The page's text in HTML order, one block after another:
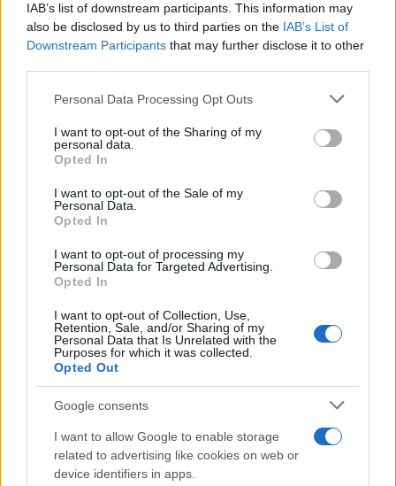
IAB’s list of downstream participants. This information may
also be disclosed by us to third parties on the IAB’s List of
Downstream Participants that may further disclose it to other
Please note that this website/app uses one or more Google
not limited to your visit or usage behaviour. You may click to
grant or deny consent to Google and its third-party tags to
use your data for below specified purposes in below Google
consent section.
Personal Data Processing Opt Outs
I want to opt-out of the Sharing of my
personal data.
Opted In
I want to opt-out of the Sale of my
Personal Data.
Opted In
I want to opt-out of processing my
Personal Data for Targeted Advertising.
Opted In
I want to opt-out of Collection, Use,
Retention, Sale, and/or Sharing of my
Personal Data that Is Unrelated with the
Purposes for which it was collected.
Opted Out
Google consents
I want to allow Google to enable storage
related to advertising like cookies on web or
device identifiers in apps.
Staff